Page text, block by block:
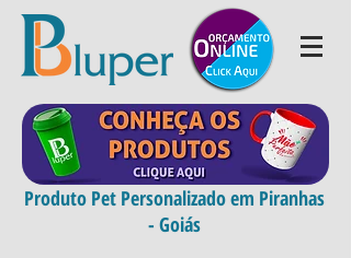
Produto Pet Personalizado em Piranhas
- Goiás